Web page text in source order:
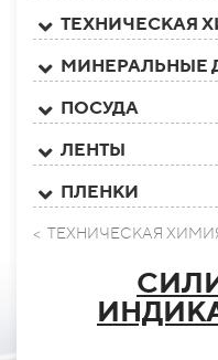
ТЕХНИЧЕСКАЯ
МИНЕРАЛЬНЫЕ
ПОСУДА
ЛЕНТЫ
ПЛЕНКИ
< ТЕХНИЧЕСКАЯ